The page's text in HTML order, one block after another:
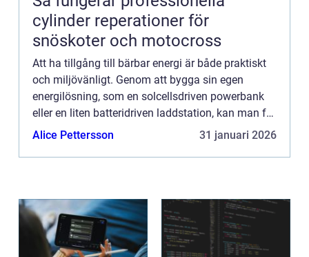
cylinder reperationer för
snöskoter och motocross
Att ha tillgång till bärbar energi är både praktiskt
och miljövänligt. Genom att bygga sin egen
energilösning, som en solcellsdriven powerbank
eller en liten batteridriven laddstation, kan man få
frihet att ...
Alice Pettersson 31 januari 2026